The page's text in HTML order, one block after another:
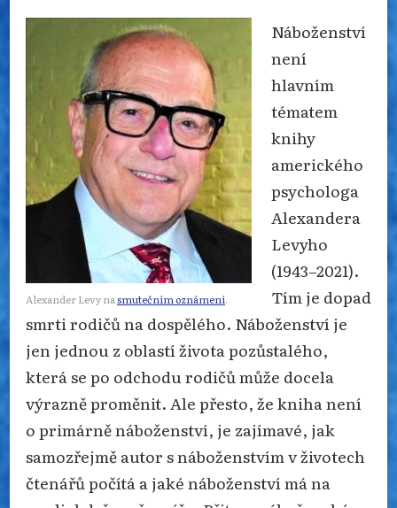
Alexander Levy nasmutečním oznámení.
Náboženství
není
hlavním
tématem
knihy
amerického
psychologa
Alexandera
Levyho
(1943–2021).
Tím je dopad
smrti rodičů na dospělého. Náboženství je
jen jednou z oblastí života pozůstalého,
která se po odchodu rodičů může docela
výrazně proměnit. Ale přesto, že kniha není
o primárně náboženství, je zajímavé, jak
samozřejmě autor s náboženstvím v životech
čtenářů počítá a jaké náboženství má na